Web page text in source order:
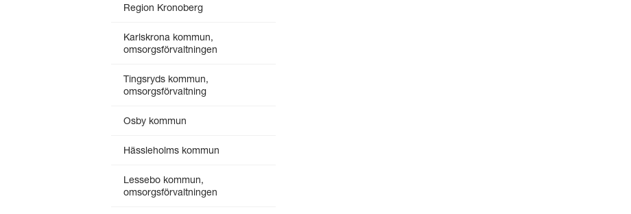
Region Kronoberg
Karlskrona kommun,
omsorgsförvaltningen
Tingsryds kommun,
omsorgsförvaltning
Osby kommun
Hässleholms kommun
Lessebo kommun,
omsorgsförvaltningen